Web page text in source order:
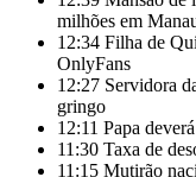
milhões em
12:34 Filha de
OnlyFans
12:27 Servidora
gringo
12:11 Papa
11:30 Taxa de
11:15 Mutirão